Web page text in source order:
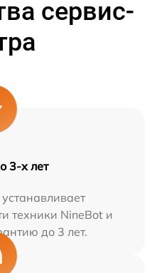
сервис-
3-х лет
техники NineBot и
до 3 лет.